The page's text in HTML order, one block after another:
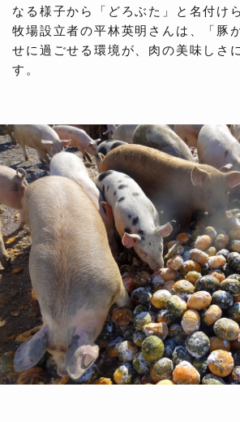
なる様子から「どろぶた」と名付け
牧場設立者の平林英明さんは、「豚
せに過ごせる環境が、肉の美味しさ
す。